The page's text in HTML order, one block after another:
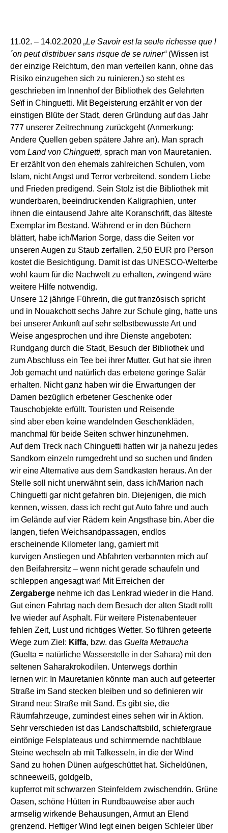
11.02. – 14.02.2020 „Le Savoir est la seule richesse que l
´on peut distribuer sans risque de se ruiner“ (Wissen ist
der einzige Reichtum, den man vertei len kann, ohne das
Risiko einzugehen sich zu ruinieren.) so steht es
geschrieben im Innenhof der Bibliothek des Gelehrten
Seïf in Chinguetti. Mit Begeisterung erzählt er von der
einstigen Blüte der Stadt, deren Gründung auf das Jahr
777 unserer Zeitrechnung zurückgeht (Anmerkung:
Andere Quellen geben spätere Jahre an). Man sprach
vom Land von Chinguetti, sprach man von Mauretanien.
Er erzählt von den ehemals zahlreichen Schulen, vom
Islam, nicht Angst und Terror verbreitend, sondern Liebe
und Frieden predigend. Sein Stolz istdie Bibliothek mit
wunderbaren, beeindruckenden Kaligraphien, unter
ihnen die eintausend Jahre alte Koranschrift, das älteste
Exemplar im Bestand. Während er in den Büchern
blättert, habe ich/Marion Sorge, dass die Seiten vor
unseren Augen zu Staub zerfallen. 2,50 EUR pro Person
kostet die Besichtigung. Damit ist das UNESCO-Welterbe
wohl kaum für die Nachwelt zu erhalten, zwingend wäre
weitere Hilfe notwendig.
Unsere 12 jährige Führerin, die gut französisch spricht
und in Nouakchott sechs Jahre zur Schule ging, hatte uns
bei unserer Ankunftauf sehr selbstbewusste Art und
Weise angesprochen und ihre Dienste angeboten:
Rundgang durch die Stadt, Besuch der Bibliothek und
zum Abschluss ein Tee bei ihrer Mutter. Gut hat sie ihren
Job gemacht und natürlich das erbetene geringe Salär
erhalten. Nicht ganz haben wir die Erwartungen der
Damen bezüglich erbetener Geschenke oder
Tauschobjekte erfüllt. Touristen und Reisende
sind aber eben keine wandelnden Geschenkläden,
manchmal für beide Seiten schwer hinzunehmen.
Auf dem Treck nach Chinguetti hatten wir ja nahezu jedes
Sandkorn einzeln rumgedreht und so suchen und finden
wir eineA lternative aus dem Sandkasten heraus. An der
Stelle soll nicht unerwähntsein, dass ich/Marion nach
Chinguetti gar nicht gefahren bin. Diejenigen, die mich
kennen, wissen, dass ich recht gut Auto fahre und auch
im Gelände auf vier Rädern kein Angsthase bin. Aber die
langen, tiefen Weichsandpassagen, endlos
erscheinende Kilometer lang, garniert mit
kurvigen Anstiegen und Abfahrten verbannten mich auf
den Beifahrersitz – wenn nicht gerade schaufeln und
schleppen angesagt war! Mit Erreichen der
Zergaberge nehme ich das Lenkrad wieder in die Hand.
Gut einen Fahrtag nach dem Besuch der alten Stadt rollt
Ive wieder aufAsphalt. Für weitere Pistenabenteuer
fehlen Zeit, Lust und richtiges Wetter. So führen geteerte
Wege zum Ziel: Kiffa, bzw. das Guelta Metraucha
(Guelta = natürliche Wasserstelle in der Sahara) mit den
seltenen Saharakrokodilen. Unterwegs dorthin
lernen wir: n Mauretanien könnte man auch aufgeteerter
Straße im Sand stecken bleiben und so definieren wir
Strand neu: Straße mit Sand. Es gibt sie, die
Räumfahrzeuge, zumindest eines sehen wir in Aktion.
Sehr verschieden ist das Landschaftsbild, schiefergraue
eintönige Felsplateaus und schimmernde nachtblaue
Steine wechseln ab mitTalkessel n, in die der Wind
Sand zu hohen Dünen aufgeschüttet hat. Sicheldünen,
schneeweiß, goldgelb,
kupferrot mitschwarzen Steinfeldern zwischendrin. Grüne
Oasen, schöne Hütten in Rundbauweise aber auch
armselig wirkende Behausungen, Armut an Elend
grenzend. Heftiger Wind legt einen beigen Schleier über